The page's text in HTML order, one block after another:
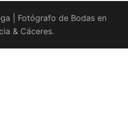
| Fotógrafo de Bodas en
& Cáceres.